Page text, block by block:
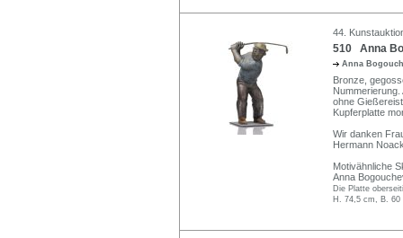
44.
510 Anna
Anna
Bronze,
ohne
Kupferplatte
Wir danken
Hermann
Motivähnliche
Anna
Die Platte
H. 74,5 cm, B.